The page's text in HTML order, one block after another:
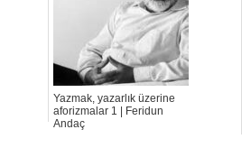
Yazmak, yazarlık üzerine
aforizmalar 1 | Feridun
Andaç